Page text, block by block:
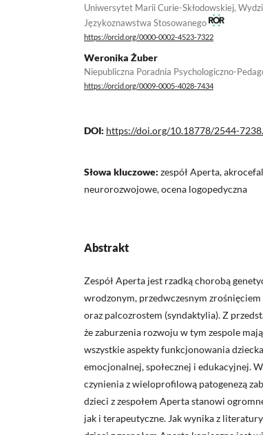
Uniwersytet Marii Curie-Skłodowskiej,
Językoznawstwa Stosowanego
https://orcid.org/0000-0002-4523-7322
Weronika Żuber
Niepubliczna Poradnia Psychologiczno-
https://orcid.org/0009-0005-4028-7434
DOI: https://doi.org/10.18778/2544-
Słowa kluczowe: zespół Aperta,
neurorozwojowe, ocena logopedyczna
Abstrakt
Zespół Aperta jest rzadką chorobą
wrodzonym, przedwczesnym
oraz palcozrostem (syndaktylia). Z
że zaburzenia rozwoju w tym zespole
wszystkie aspekty funkcjonowania
emocjonalnej, społecznej i edukacyjnej.
czynienia z wieloprofilową patogenezą
dzieci z zespołem Aperta stanowi
jak i terapeutyczne. Jak wynika z